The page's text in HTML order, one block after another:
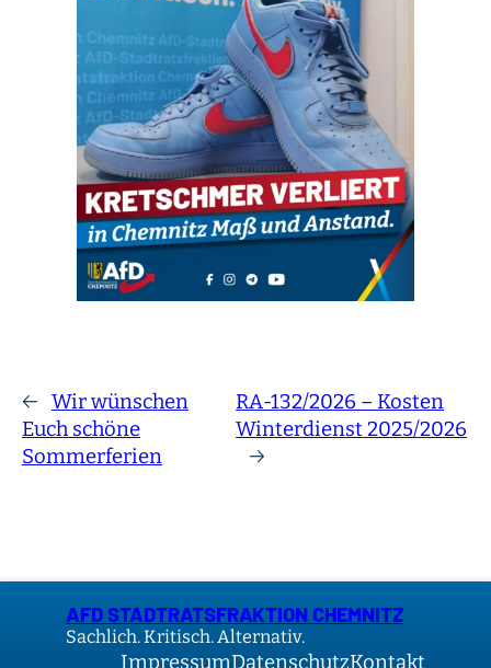
← Wir wünschen
Euch schöne
Sommerferien
RA-132/2026 – Kosten
Winterdienst 2025/2026
→
AFD STADTRATSFRAKTION CHEMNITZ
Sachlich. Kritisch. Alternativ.
ImpressumDatenschutzKontakt